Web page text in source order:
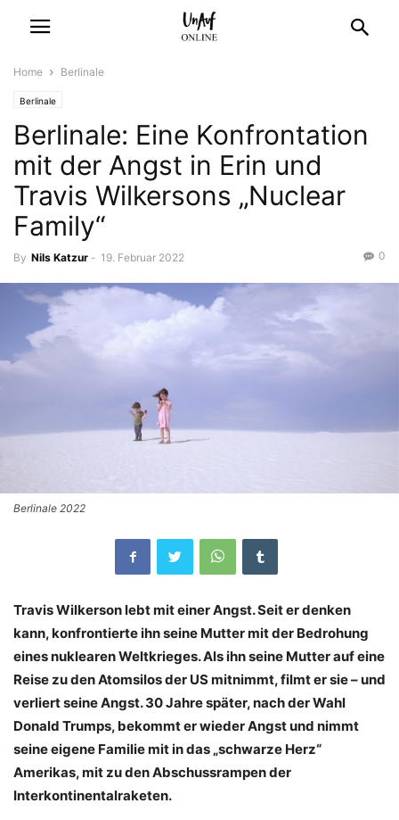
Home Berlinale
Berlinale
Berlinale: Eine Konfrontation
mit der Angst in Erin und
Travis Wilkersons „Nuclear
Family“
By Nils Katzur - 19. Februar 2022 0
Berlinale 2022
Travis Wilkerson lebt mit einer Angst. Seit er denken
kann, konfrontierte ihn seine Mutter mit der Bedrohung
eines nuklearen Weltkrieges. Als ihn seine Mutter auf eine
Reise zu den Atomsilos der US mitnimmt, filmt er sie – und
verliert seine Angst. 30 Jahre später, nach der Wahl
Donald Trumps, bekommt er wieder Angst und nimmt
seine eigene Familie mit in das „schwarze Herz“
Amerikas, mit zu den Abschussrampen der
Interkontinentalraketen.